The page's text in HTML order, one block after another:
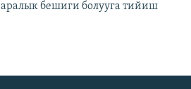
аралык бешиги болууга тийиш